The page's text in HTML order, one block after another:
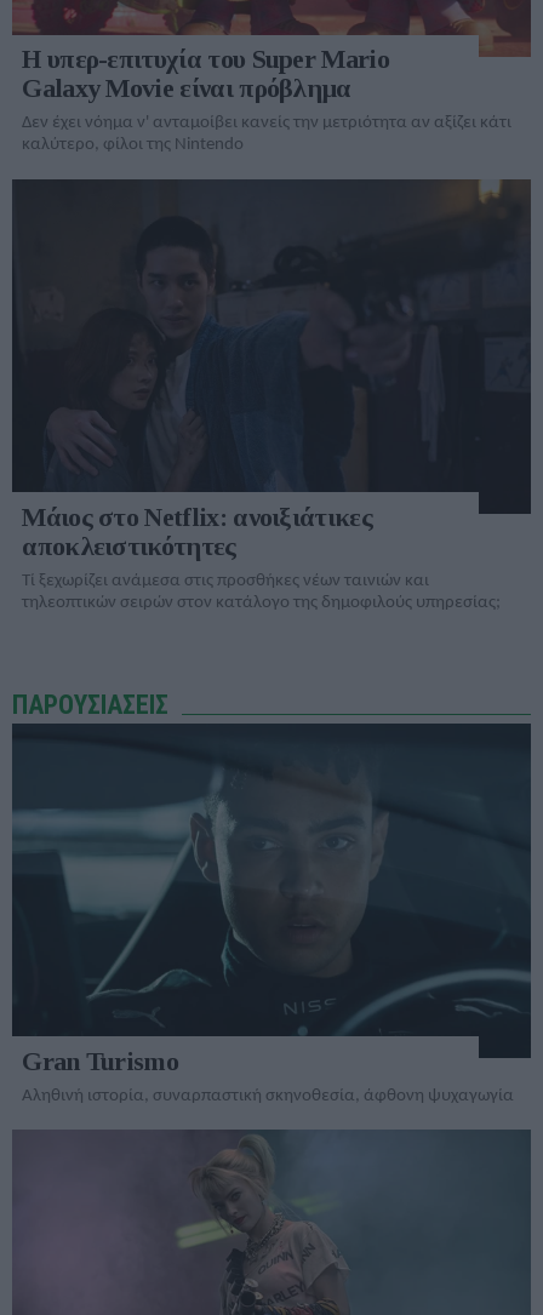
Η υπερ-επιτυχία του Super Mario
Galaxy Movie είναι πρόβλημα
Δεν έχει νόημα ν' ανταμοίβει κανείς την μετριότητα αν αξίζει κάτι
καλύτερο, φίλοι της Nintendo
Μάιος στο Netflix: ανοιξιάτικες
αποκλειστικότητες
Τί ξεχωρίζει ανάμεσα στις προσθήκες νέων ταινιών και
τηλεοπτικών σειρών στον κατάλογo της δημοφιλούς υπηρεσίας;
ΠΑΡΟΥΣΙΑΣΕΙΣ
Gran Turismo
Αληθινή ιστορία, συναρπαστική σκηνοθεσία, άφθονη ψυχαγωγία